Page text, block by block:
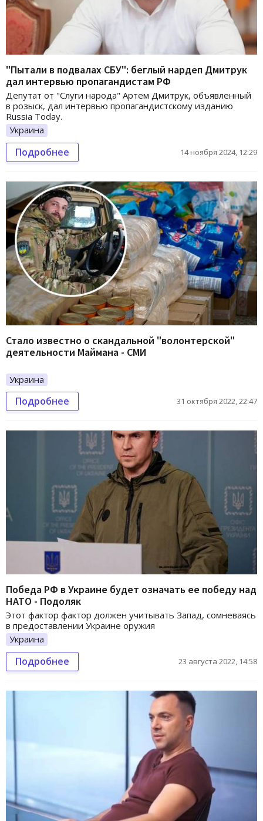
"Пытали в подвалах СБУ": беглый нардеп Дмитрук
дал интервью пропагандистам РФ
Депутат от "Слуги народа" Артем Дмитрук, объявленный
в розыск, дал интервью пропагандистскому изданию
Russia Today.
Украина
Подробнее 14 ноября 2024, 12:29
Стало известно о скандальной "волонтерской"
деятельности Маймана - СМИ
Украина
Подробнее 31 октября 2022, 22:47
Победа РФ в Украине будет означать ее победу над
НАТО - Подоляк
Этот фактор фактор должен учитывать Запад, сомневаясь
в предоставлении Украине оружия
Украина
Подробнее 23 августа 2022, 14:58